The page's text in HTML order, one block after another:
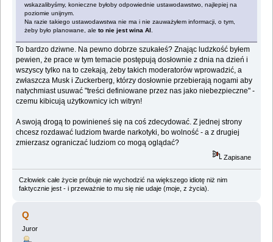
wskazalibyśmy, konieczne byłoby odpowiednie ustawodawstwo, najlepiej na
poziomie unijnym.
Na razie takiego ustawodawstwa nie ma i nie zauważyłem informacji, o tym,
żeby było planowane, aleto nie jest wina AI
To bardzo dziwne. Na pewno dobrze szukałeś? Znając ludzkość byłem
pewien, że prace w tym temacie postępują dosłownie z dnia na dzień i
wszyscy tylko na to czekają, żeby takich moderatorów wprowadzić, a
zwłaszcza Musk i Zuckerberg, którzy dosłownie przebierają nogami aby
natychmiast usuwać "treści definiowane przez nas jako niebezpieczne" -
czemu kibicują użytkownicy ich witryn!
A swoją drogą to powinieneś się na coś zdecydować. Z jednej strony
chcesz rozdawać ludziom twarde narkotyki, bo wolność - a z drugiej
zmierzasz ograniczać ludziom co mogą oglądać?
Zapisane
Człowiek całe życie próbuje nie wychodzić na większego idiotę niż nim
faktycznie jest - i przeważnie to mu się nie udaje (moje, z życia).
Q
Juror